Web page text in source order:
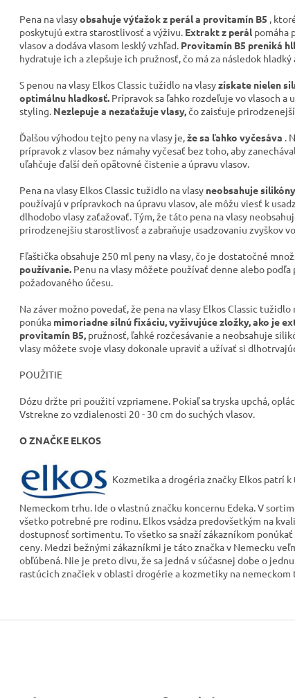
Pena na vlasyobsahuje výťažok z perál a provitamín B5 ,
poskytujú extra starostlivosť a výživu. Extrakt z perál pomáha
vlasov a dodáva vlasom lesklý vzhľad. Provitamín B5 preniká
hydratuje ich a zlepšuje ich pružnosť, čo má za následok hladký
S penou na vlasy Elkos Classic tužidlo na vlasyzískate nielen
optimálnu hladkosť. Prípravok sa ľahko rozdeľuje vo vlasoch a
styling. Nezlepuje a nezaťažuje vlasy,čo zaisťuje
Ďalšou výhodou tejto peny na vlasy je,že sa ľahko vyčesáva .
prípravok z vlasov bez námahy vyčesať bez toho, aby
uľahčuje ďalší deň opätovné čistenie a úpravu vlasov.
Pena na vlasy Elkos Classic tužidlo na vlasy neobsahuje silikóny
používajú v prípravkoch na úpravu vlasov, ale môžu viesť k
dlhodobo vlasy zaťažovať.Tým, že táto pena na vlasy
prirodzenejšiu starostlivosť a zabraňuje usadzovaniu zvyškov
Fľaštička obsahuje 250 ml peny na vlasy, čo je dostatočné
používanie. Penu na vlasy môžete používať denne alebo
požadovaného účesu.
Na záver možno povedať, že pena na vlasy Elkos Classic tužidlo
ponúka mimoriadne silnú fixáciu, vyživujúce zložky, ako je
provitamín B5, pružnosť, ľahké rozčesávanie a neobsahuje
vlasy môžete svoje vlasy dokonale upraviť a užívať si
POUŽITIE
Dózu držte pri použití vzpriamene. Pokiaľ sa tryska upchá,
Vstrekne zo vzdialenosti 20 - 30 cm do suchých vlasov.
O ZNAČKE ELKOS
Kozmetika a drogéria značky Elkos patrí
Nemeckom trhu. Ide o vlastnú značku koncernu Edeka.V
všetko potrebné pre rodinu. Elkos vsádza predovšetkým na
dostupnosť sortimentu.To všetko sa snaží zákazníkom
ceny. Medzi bežnými zákazníkmi je táto značka v Nemecku
obľúbená. Nie je preto divu, že sa jedná v súčasnej dobe o
rastúcich značiek v oblasti drogérie a kozmetiky na nemeckom